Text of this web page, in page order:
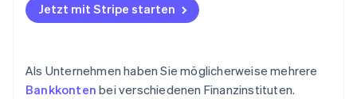
Jetzt mit Stripe starten
Als Unternehmen haben Sie möglicherweise mehrere
Bankkonten bei verschiedenen Finanzinstituten.